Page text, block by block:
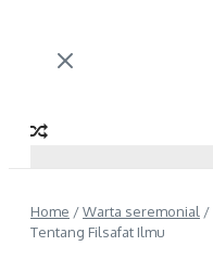
Home /Warta seremonial /
Tentang Filsafat Ilmu